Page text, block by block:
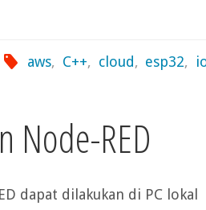
aws, C++, cloud, esp32,
Node-RED
dapat dilakukan di PC lokal